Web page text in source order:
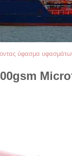
ύφασμα